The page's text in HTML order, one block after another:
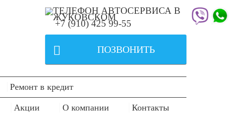
+7 (910) 425 99-55
 ПОЗВОНИТЬ
Ремонт в кредит
Акции О компании Контакты